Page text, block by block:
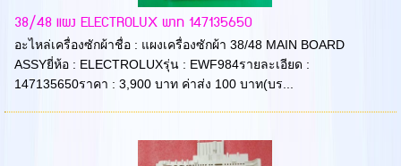
38/48 แผง ELECTROLUX พาท 147135650
อะไหล่เครื่องซักผ้าชื่อ : แผงเครื่องซักผ้า 38/48 MAIN BOARD
ASSYยี่ห้อ : ELECTROLUXรุ่น : EWF984รายละเอียด :
147135650ราคา : 3,900 บาท ค่าส่ง 100 บาท(บร...